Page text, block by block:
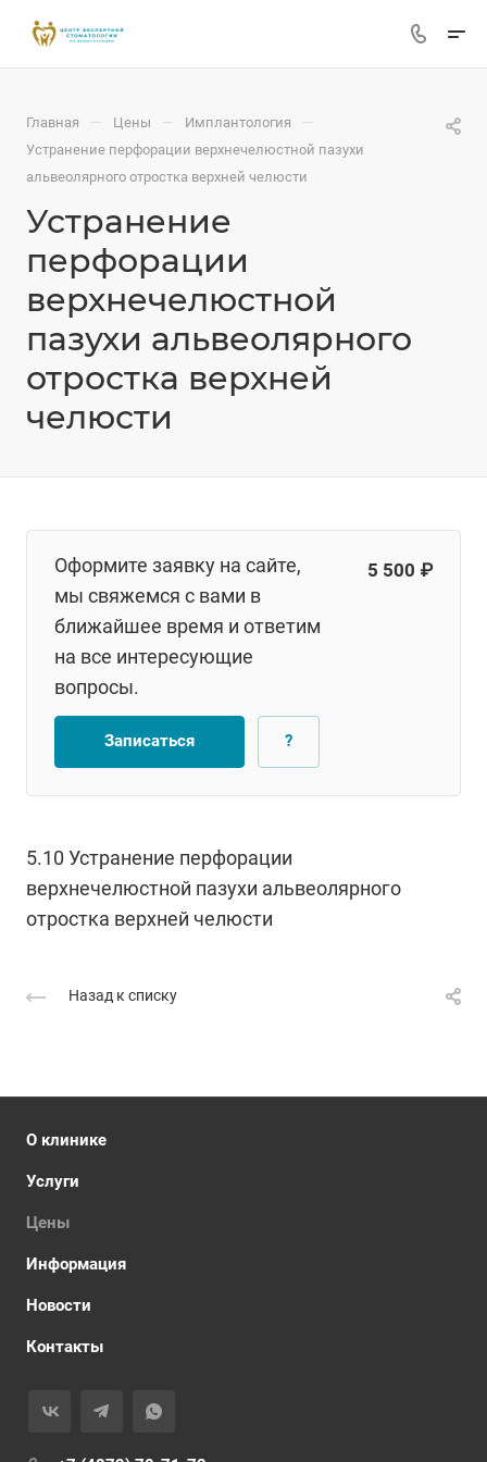
Главная — Цены — Имплантология —
Устранение перфорации верхнечелюстной пазухи
альвеолярного отростка верхней челюсти
Устранение
перфорации
верхнечелюстной
пазухи альвеолярного
отростка верхней
челюсти
Оформите заявку на сайте,
мы свяжемся с вами в
ближайшее время и ответим
на все интересующие
вопросы.
5 500 ₽
Записаться ?
5.10 Устранение перфорации
верхнечелюстной пазухи альвеолярного
отростка верхней челюсти
Назад к списку
О клинике
Услуги
Цены
Информация
Новости
Контакты